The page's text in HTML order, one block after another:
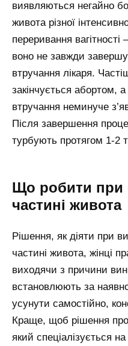
виявляються негайно
живота різної
переривання вагітності
воно не завжди
втручання лікаря.
закінчується абортом, а
втручання неминуче
Після завершення
турбують протягом 1-2
Що робити при
частині живота
Рішення, як діяти при
частині живота, жінці
виходячи з причини
встановлюють за
усунути самостійно,
Краще, щоб рішення про
який спеціалізується на